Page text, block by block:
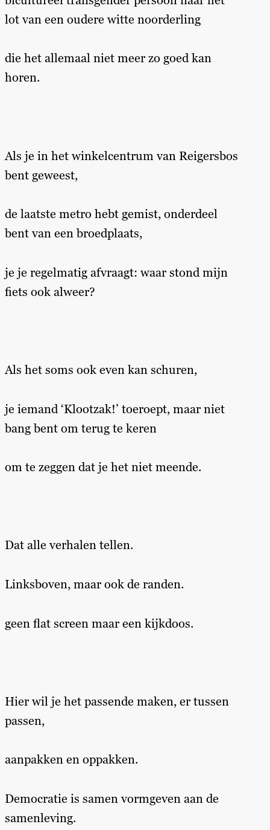
lot van een oudere witte noorderling
die het allemaal niet meer zo goed kan
horen.
Als je in het winkelcentrum van Reigersbos
bent geweest,
de laatste metro hebt gemist, onderdeel
bent van een broedplaats,
je je regelmatig afvraagt: waar stond mijn
fiets ook alweer?
Als het soms ook even kan schuren,
je iemand ‘Klootzak!’ toeroept, maar niet
bang bent om terug te keren
om te zeggen dat je het niet meende.
Dat alle verhalen tellen.
Linksboven, maar ook de randen.
geen flat screen maar een kijkdoos.
Hier wil je het passende maken, er tussen
passen,
aanpakken en oppakken.
Democratie is samen vormgeven aan de
samenleving.